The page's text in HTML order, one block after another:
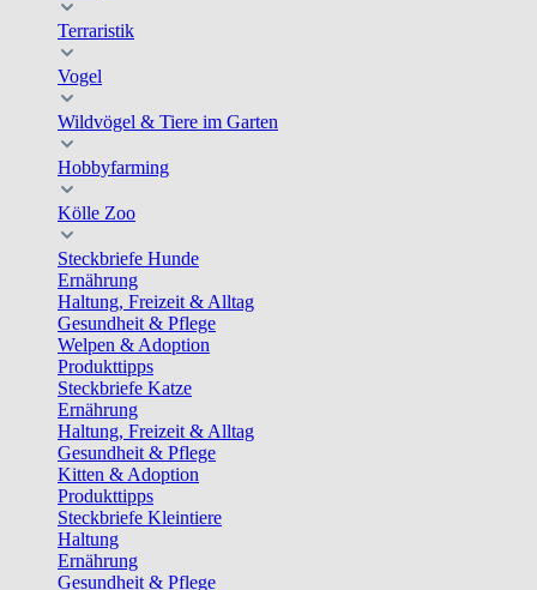
Terraristik
Vogel
Wildvögel & Tiere im Garten
Hobbyfarming
Kölle Zoo
Steckbriefe Hunde
Ernährung
Haltung, Freizeit & Alltag
Gesundheit & Pflege
Welpen & Adoption
Produkttipps
Steckbriefe Katze
Ernährung
Haltung, Freizeit & Alltag
Gesundheit & Pflege
Kitten & Adoption
Produkttipps
Steckbriefe Kleintiere
Haltung
Ernährung
Gesundheit & Pflege